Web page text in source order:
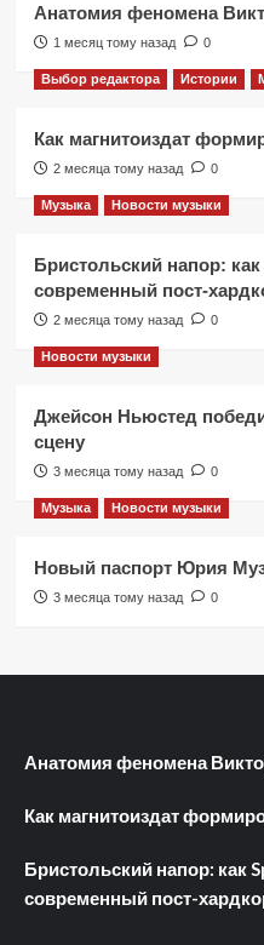
Анатомия феномена
1 месяц тому назад 0
Выбор редактора Истории
Как магнитоиздат
2 месяца тому назад 0
Музыка Новости музыки
Бристольский напор:
современный пост-
2 месяца тому назад 0
Новости музыки
Джейсон Ньюстед
сцену
3 месяца тому назад 0
Музыка Новости музыки
Новый паспорт Юрия
3 месяца тому назад 0
Анатомия феномена
Как магнитоиздат
Бристольский напор: как
современный пост-